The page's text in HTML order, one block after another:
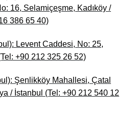
16, Selamiçeşme, Kadıköy /
386 65 40)
Levent Caddesi, No: 25,
+90 212 325 26 52)
Şenlikköy Mahallesi, Çatal
/ İstanbul (Tel: +90 212 540 12